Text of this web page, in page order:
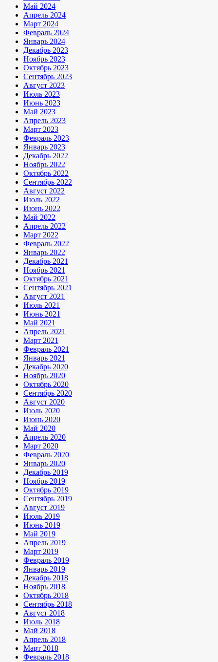
Май 2024
Апрель 2024
Март 2024
Февраль 2024
Январь 2024
Декабрь 2023
Ноябрь 2023
Октябрь 2023
Сентябрь 2023
Август 2023
Июль 2023
Июнь 2023
Май 2023
Апрель 2023
Март 2023
Февраль 2023
Январь 2023
Декабрь 2022
Ноябрь 2022
Октябрь 2022
Сентябрь 2022
Август 2022
Июль 2022
Июнь 2022
Май 2022
Апрель 2022
Март 2022
Февраль 2022
Январь 2022
Декабрь 2021
Ноябрь 2021
Октябрь 2021
Сентябрь 2021
Август 2021
Июль 2021
Июнь 2021
Май 2021
Апрель 2021
Март 2021
Февраль 2021
Январь 2021
Декабрь 2020
Ноябрь 2020
Октябрь 2020
Сентябрь 2020
Август 2020
Июль 2020
Июнь 2020
Май 2020
Апрель 2020
Март 2020
Февраль 2020
Январь 2020
Декабрь 2019
Ноябрь 2019
Октябрь 2019
Сентябрь 2019
Август 2019
Июль 2019
Июнь 2019
Май 2019
Апрель 2019
Март 2019
Февраль 2019
Январь 2019
Декабрь 2018
Ноябрь 2018
Октябрь 2018
Сентябрь 2018
Август 2018
Июль 2018
Май 2018
Апрель 2018
Март 2018
Февраль 2018